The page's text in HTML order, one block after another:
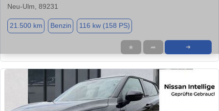
Neu-Ulm, 89231
21.500 km Benzin 116 kw (158 PS)
★ ➦ ➜